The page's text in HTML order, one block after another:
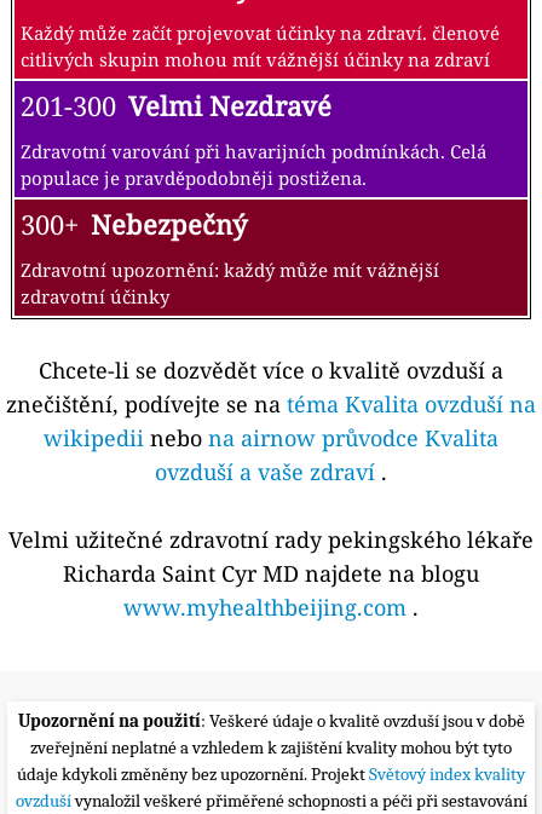
Každý může začít projevovat účinky na zdraví. členové
citlivých skupin mohou mít vážnější účinky na zdraví
201-300 Velmi Nezdravé
Zdravotní varování při havarijních podmínkách. Celá
populace je pravděpodobněji postižena.
300+ Nebezpečný
Zdravotní upozornění: každý může mít vážnější
zdravotní účinky
Chcete-li se dozvědět více o kvalitě ovzduší a
znečištění, podívejte se na téma Kvalita ovzduší na
wikipedii nebo na airnow průvodce Kvalita
ovzduší a vaše zdraví .
Velmi užitečné zdravotní rady pekingského lékaře
Richarda Saint Cyr MD najdete na blogu
www.myhealthbeijing.com .
Upozornění na použití: Veškeré údaje o kvalitě ovzduší jsou v době
zveřejnění neplatné a vzhledem k zajištění kvality mohou být tyto
údaje kdykoli změněny bez upozornění. ProjektSvětový index kvality
ovzdušívynaložil veškeré přiměřené schopnosti a péči při sestavování